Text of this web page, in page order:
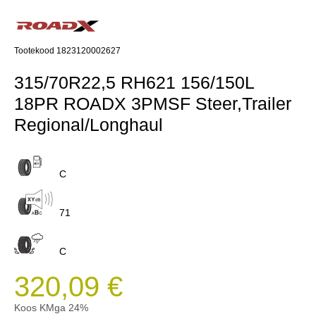
Tootekood 1823120002627
315/70R22,5 RH621 156/150L
18PR ROADX 3PMSF Steer,Trailer
Regional/Longhaul
C
71
C
320,09 €
Koos KMga 24%